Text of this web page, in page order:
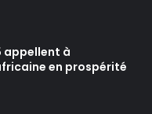
appellent à
en prospérité